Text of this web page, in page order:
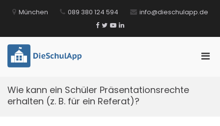
Inhalt München 089 380 124 594 info@dieschulapp.de
Facebook
TwitterYouTube
LinkedIn
Wie kann ein Schüler Präsentationsrechte
erhalten (z. B. für ein Referat)?